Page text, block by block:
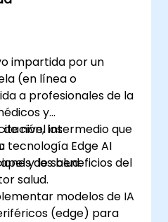
impartida por un
(en línea o
a profesionales de la
y
nivel intermedio que
tecnología Edge AI
de salud.
los
y los beneficios del
salud.
modelos de IA
(edge) para